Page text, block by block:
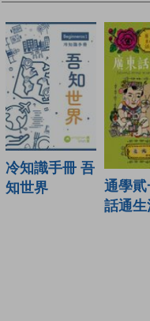
冷知識手冊 吾
知世界
通學
話通生